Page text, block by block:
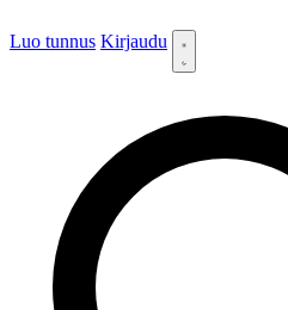
Luo tunnus Kirjaudu